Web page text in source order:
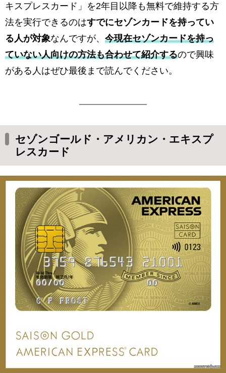
キスプレスカード」を2年目以降も無料で維持する方
法を実行できるのはすでにセゾンカードを持ってい
る人が対象なんですが、 今現在セゾンカードを持っ
ていない人向けの方法も合わせて紹介するので興味
がある人はぜひ最後まで読んでください。
セゾンゴールド・アメリカン・エキスプ
レスカード